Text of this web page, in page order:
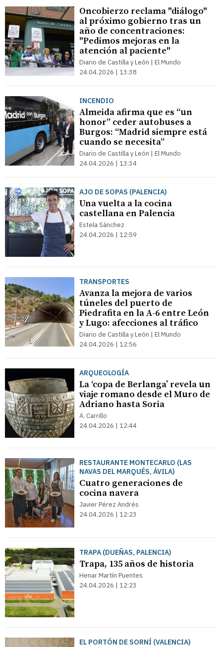
Oncobierzo reclama "diálogo"
al próximo gobierno tras un
año de concentraciones:
"Pedimos mejoras en la
atención al paciente"
Diario de Castilla y León | El Mundo
24.04.2026 | 13:38
INCENDIO
Almeida afirma que es “un
honor” ceder autobuses a
Burgos: “Madrid siempre está
cuando se necesita”
Diario de Castilla y León | El Mundo
24.04.2026 | 13:34
AJO DE SOPAS (PALENCIA)
Una vuelta a la cocina
castellana en Palencia
Estela Sánchez
24.04.2026 | 12:59
TRANSPORTES
Avanza la mejora de varios
túneles del puerto de
Piedrafita en la A-6 entre León
y Lugo: afecciones al tráfico
Diario de Castilla y León | El Mundo
24.04.2026 | 12:56
ARQUEOLOGÍA
La ‘copa de Berlanga’ revela un
viaje romano desde el Muro de
Adriano hasta Soria
A. Carrillo
24.04.2026 | 12:44
RESTAURANTE MONTECARLO (LAS
NAVAS DEL MARQUÉS, ÁVILA)
Cuatro generaciones de
cocina navera
Javier Pérez Andrés
24.04.2026 | 12:23
TRAPA (DUEÑAS, PALENCIA)
Trapa, 135 años de historia
Henar Martín Puentes
24.04.2026 | 12:23
EL PORTÓN DE SORNÍ (VALENCIA)